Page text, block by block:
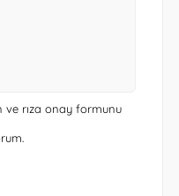
ve rıza onay formunu